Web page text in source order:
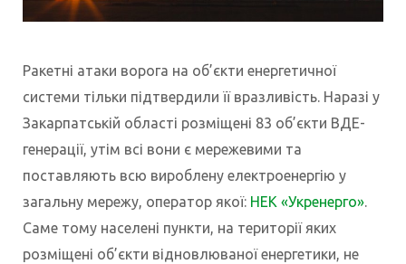
Ракетні атаки ворога на об’єкти енергетичної
системи тільки підтвердили її вразливість. Наразі у
Закарпатській області розміщені 83 об’єкти ВДЕ-
генерації, утім всі вони є мережевими та
поставляють всю вироблену електроенергію у
загальну мережу, оператор якої: НЕК «Укренерго».
Саме тому населені пункти, на території яких
розміщені об’єкти відновлюваної енергетики, не